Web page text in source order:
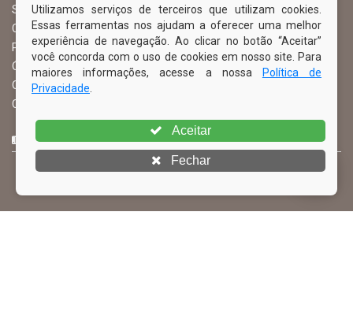
Serviço de Informação ao Cidadão – SIC
Chefe de Gabinete
Procuradoria Geral
Órgão de Controle Interno
Organograma
Comissão Permanente de Licitação – CPL
CURTA NOSSA FAN PAGE
Utilizamos serviços de terceiros que utilizam cookies.
Essas ferramentas nos ajudam a oferecer uma melhor
experiência de navegação. Ao clicar no botão “Aceitar”
você concorda com o uso de cookies em nosso site. Para
maiores informações, acesse a nossa
Política de
Privacidade
Aceitar
Fechar